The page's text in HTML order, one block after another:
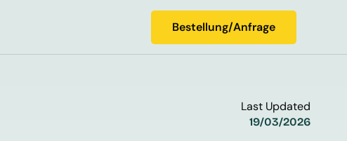
Bestellung/Anfrage
Bestellung/Anfrage
Last Updated
19/03/2026